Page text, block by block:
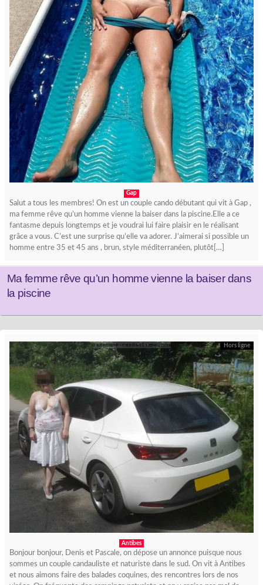
Gap
Salut a tous les membres! On est un couple cando débutant qui vit à Gap ,
ma femme rêve qu’un homme vienne la baiser dans la piscine.Elle a ce
fantasme depuis longtemps et je voudrai lui faire plaisir en le réalisant
grâce a vous. C’est une surprise qu’elle va adorer. J’aimerai si possible un
homme entre 35 et 45 ans , brun, style méditerranéen, plutôt[…]
Ma femme rêve qu’un homme vienne la baiser dans
la piscine
Hors ligne
Antibes
Bonjour bonjour, Denis et Pascale, on dépose un annonce puisque nous
sommes un couple candauliste et naturiste dans le sud. On vit à Antibes
et nous aimons faire des balades coquines, des rencontres lors de nos